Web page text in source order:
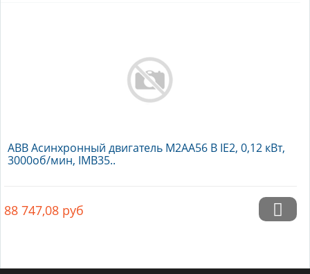
ABB Асинхронный двигатель M2AA56 B IE2, 0,12 кВт,
3000об/мин, IMB35..
88 747,08 руб